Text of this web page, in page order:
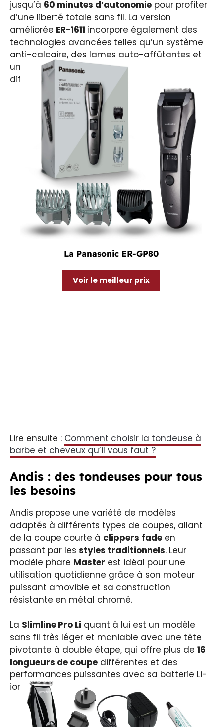
jusqu’à 60 minutes d’autonomie pour profiter
d’une liberté totale sans fil. La version
améliorée ER-1611 incorpore également des
technologies avancées telles qu’un système
anti-calcaire, des lames auto-affûtantes et
un sabot ajustable qui permet d’obtenir
différents niveaux de finitions.
La Panasonic ER-GP80
Voir le meilleur prix
Lire ensuite : Comment choisir la tondeuse à
barbe et cheveux qu’il vous faut ?
Andis : des tondeuses pour tous
les besoins
Andis propose une variété de modèles
adaptés à différents types de coupes, allant
de la coupe courte à clippers fade en
passant par les styles traditionnels. Leur
modèle phare Master est idéal pour une
utilisation quotidienne grâce à son moteur
puissant amovible et sa construction
résistante en métal chromé.
La Slimline Pro Li quant à lui est un modèle
sans fil très léger et maniable avec une tête
pivotante à double étape, qui offre plus de 16
longueurs de coupe différentes et des
performances puissantes avec sa batterie Li-
ion.